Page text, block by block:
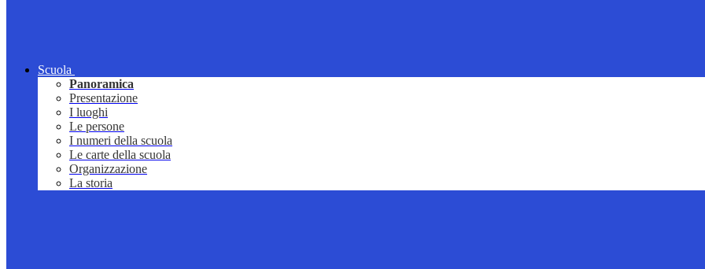
Scuola
Panoramica
Presentazione
I luoghi
Le persone
I numeri della scuola
Le carte della scuola
Organizzazione
La storia